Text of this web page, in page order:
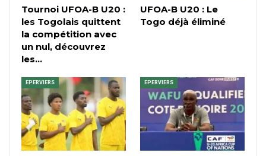
Tournoi UFOA-B U20 :
les Togolais quittent
la compétition avec
un nul, découvrez
les…
UFOA-B U20 : Le
Togo déjà éliminé
EPERVIERS EPERVIERS